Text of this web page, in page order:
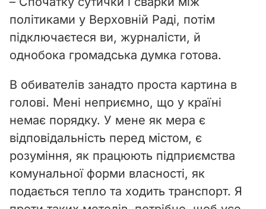
політиками у Верховній Раді, потім
підключаєтеся ви, журналісти, й
однобока громадська думка готова.
В обивателів занадто проста картина в
голові. Мені неприємно, що у країні
немає порядку. У мене як мера є
відповідальність перед містом, є
розуміння, як працюють підприємства
комунальної форми власності, як
подається тепло та ходить транспорт. Я